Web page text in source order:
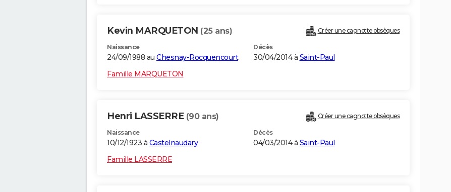
Kevin MARQUETON (25 ans) Créer une cagnotte obsèques
Naissance
24/09/1988 au Chesnay-Rocquencourt
Décès
30/04/2014 à Saint-Paul
Famille MARQUETON
Henri LASSERRE (90 ans) Créer une cagnotte obsèques
Naissance
10/12/1923 à Castelnaudary
Décès
04/03/2014 à Saint-Paul
Famille LASSERRE